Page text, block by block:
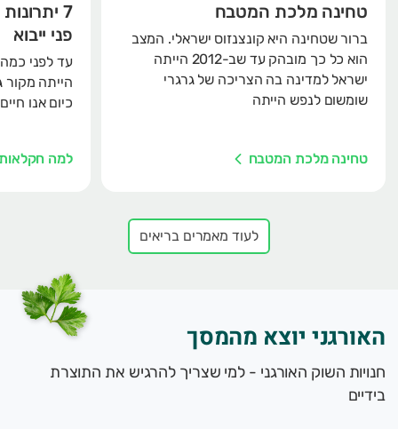
טחינה מלכת המטבח
ברור שטחינה היא קונצנזוס ישראלי. המצב
הוא כל כך מובהק עד שב-2012 הייתה
ישראל למדינה בה הצריכה של גרגרי
שומשום לנפש הייתה
טחינה מלכת המטבח
7
פני ייבוא
עד לפני
הייתה מקור
כיום אנו
למה
לעוד מאמרים בריאים
האורגני יוצא מהמסך
חנויות השוק האורגני - למי שצריך להרגיש את התוצרת
בידיים